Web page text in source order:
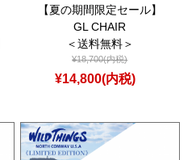
【夏の期間限定セール】
GL CHAIR
＜送料無料＞
¥18,700(内税)
¥14,800(内税)